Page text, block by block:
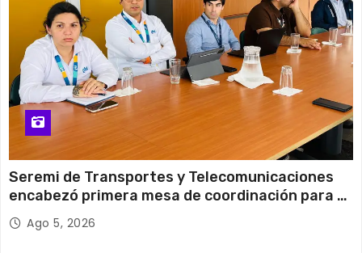
Seremi de Transportes y Telecomunicaciones
encabezó primera mesa de coordinación para el
retiro de cables en desuso en Iquique
Ago 5, 2026